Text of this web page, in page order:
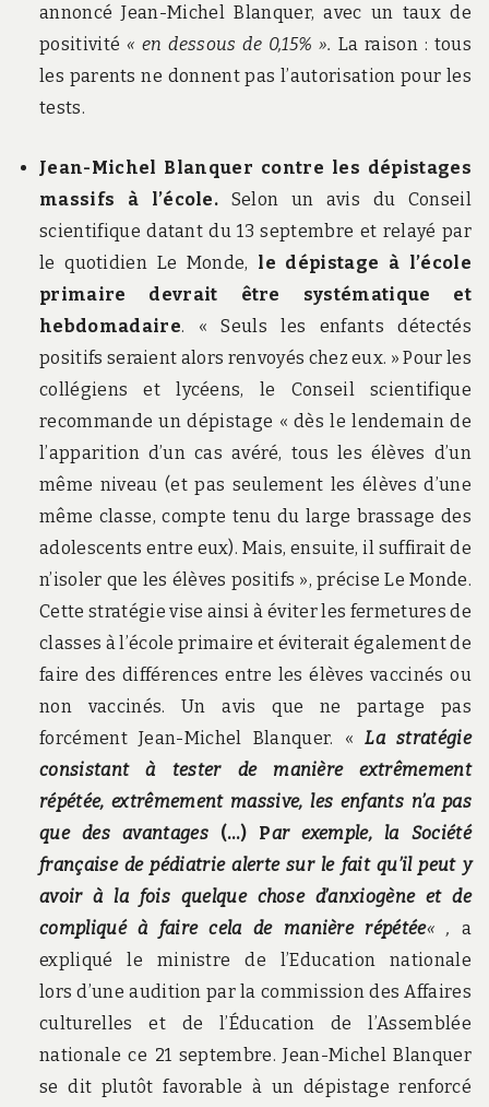
annoncé Jean-Michel Blanquer, avec un taux de
positivité « en dessous de 0,15% ». La raison : tous
les parents ne donnent pas l’autorisation pour les
tests.
Jean-Michel Blanquer contre les dépistages
massifs à l’école. Selon un avis du Conseil
scientifique datant du 13 septembre et relayé par
le quotidien Le Monde, le dépistage à l’école
primaire devrait être systématique et
hebdomadaire. « Seuls les enfants détectés
positifs seraient alors renvoyés chez eux. » Pour les
collégiens et lycéens, le Conseil scientifique
recommande un dépistage « dès le lendemain de
l’apparition d’un cas avéré, tous les élèves d’un
même niveau (et pas seulement les élèves d’une
même classe, compte tenu du large brassage des
adolescents entre eux). Mais, ensuite, il suffirait de
n’isoler que les élèves positifs », précise Le Monde.
Cette stratégie vise ainsi à éviter les fermetures de
classes à l’école primaire et éviterait également de
faire des différences entre les élèves vaccinés ou
non vaccinés. Un avis que ne partage pas
forcément Jean-Michel Blanquer. «La stratégie
consistant à tester de manière extrêmement
répétée, extrêmement massive, les enfants n’a pas
que des avantages (…) Par exemple, la Société
française de pédiatrie alerte sur le fait qu’il peut y
avoir à la fois quelque chose d’anxiogène et de
compliqué à faire cela de manière répétée« , a
expliqué le ministre de l’Education nationale
lors d’une audition par la commission des Affaires
culturelles et de l’Éducation de l’Assemblée
nationale ce 21 septembre. Jean-Michel Blanquer
se dit plutôt favorable à un dépistage renforcé